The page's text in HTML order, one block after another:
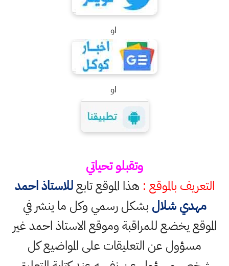
او
او
وتقبلو تحياتي
التعريف بالموقع : هذا الموقع تابعللاستاذ احمد
مهدي شلال بشكل رسمي وكل ما ينشر في
الموقع يخضع للمراقبة وموقع الاستاذ احمد غير
مسؤول عن التعليقات على المواضيع كل